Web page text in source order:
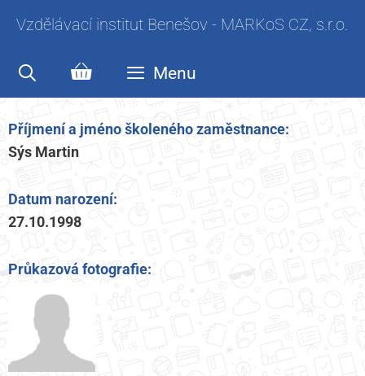
Vzdělávací institut Benešov - MARKoS CZ, s.r.o.
Menu
Příjmení a jméno školeného zaměstnance:
Sýs Martin
Datum narození:
27.10.1998
Průkazová fotografie: